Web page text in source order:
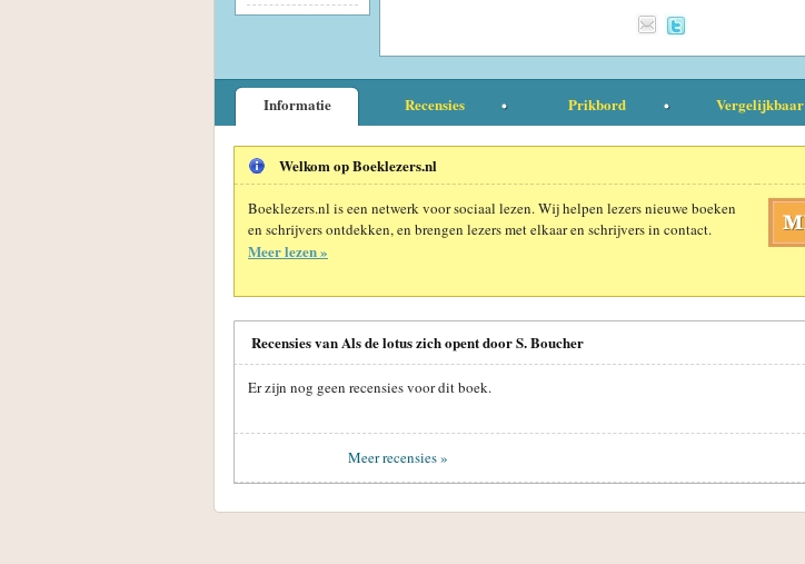
Informatie Recensies Prikbord Vergelijkbaar
Welkom op Boeklezers.nl
Boeklezers.nl is een netwerk voor sociaal lezen. Wij helpen lezers nieuwe boeken
en schrijvers ontdekken, en brengen lezers met elkaar en schrijvers in contact.
Meer lezen »
Recensies van Als de lotus zich opent door S. Boucher
Er zijn nog geen recensies voor dit boek.
Meer recensies »